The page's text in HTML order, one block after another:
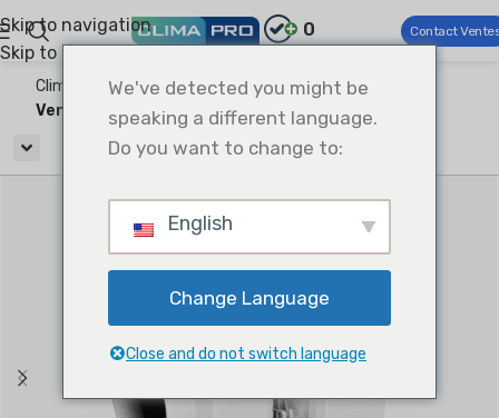
Skip to navigation
Skip to main content
0 Contact
Climapro® Ventilation ventilateurs d'aération
Ventilateurs d'extraction en ligne
We've detected you might be
speaking a different language.
Do you want to change to:
English
Change Language
Close and do not switch language